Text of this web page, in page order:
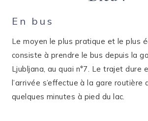
En bus
Le moyen le plus pratique et le plus
consiste à prendre le bus depuis la
Ljubljana, au quai n°7. Le trajet dure
l’arrivée s’effectue à la gare routière
quelques minutes à pied du lac.